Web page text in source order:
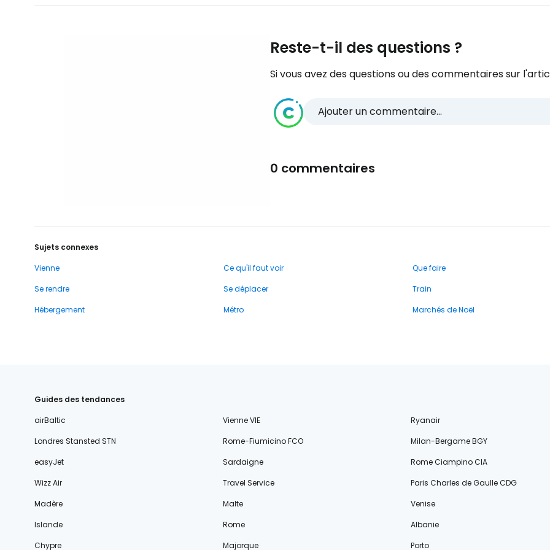
Reste-t-il des questions ?
Si vous avez des questions ou des commentaires sur
Ajouter un commentaire...
0 commentaires
Sujets connexes
Vienne
Ce qu'il faut voir Que faire
Se rendre
Se déplacer Train
Hébergement
Métro Marchés de Noël
Guides des tendances
airBaltic
Vienne VIE
Ryanair
Londres Stansted STN
Rome-Fiumicino FCO
Milan-Bergame BGY
easyJet
Sardaigne
Rome Ciampino CIA
Wizz Air
Travel Service
Paris Charles de Gaulle CDG
Madère
Malte
Venise
Islande
Rome
Albanie
Chypre
Majorque Porto